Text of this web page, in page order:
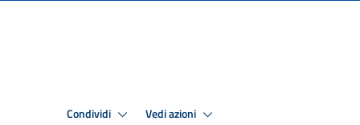
Condividi Vedi azioni